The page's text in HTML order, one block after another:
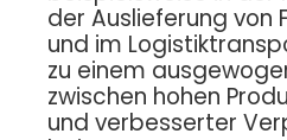
der Auslieferung von
und im
zu einem
zwischen hohen
und verbesserter